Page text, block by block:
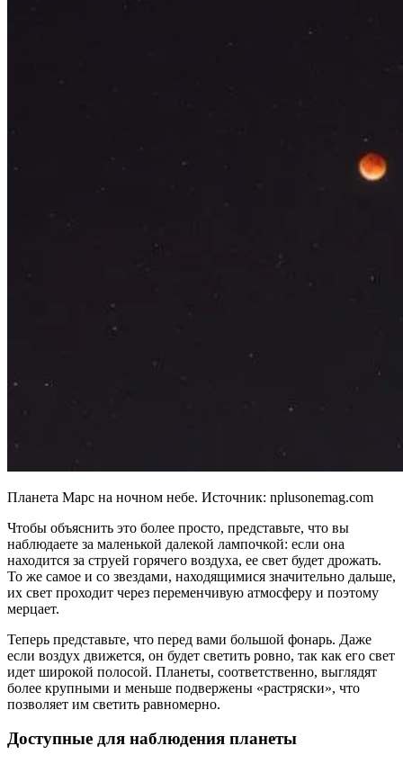
Планета Марс на ночном небе. Источник: nplusonemag.com
Чтобы объяснить это более просто, представьте, что вы
наблюдаете за маленькой далекой лампочкой: если она
находится за струей горячего воздуха, ее свет будет дрожать.
То же самое и со звездами, находящимися значительно дальше,
их свет проходит через переменчивую атмосферу и поэтому
мерцает.
Теперь представьте, что перед вами большой фонарь. Даже
если воздух движется, он будет светить ровно, так как его свет
идет широкой полосой. Планеты, соответственно, выглядят
более крупными и меньше подвержены «растряски», что
позволяет им светить равномерно.
Доступные для наблюдения планеты